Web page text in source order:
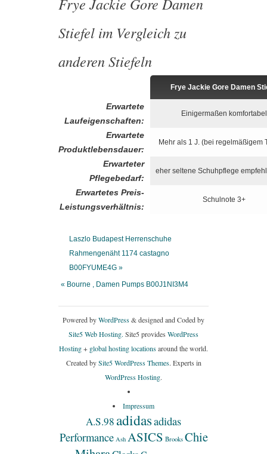
Stiefel im Vergleich zu
anderen Stiefeln
Frye Jackie Gore Damen
Erwartete
Laufeigenschaften:
Einigermaßen komfortabel
Erwartete
Produktlebensdauer:
Mehr als 1 J. (bei regelmäßigem
Erwarteter
Pflegebedarf:
eher seltene Schuhpflege
Erwartetes Preis-
Leistungsverhältnis:
Schulnote 3+
Laszlo Budapest Herrenschuhe
Rahmengenäht 1174 castagno
B00FYUME4G »
« Bourne , Damen Pumps B00J1NI3M4
Powered byWordPress& designed and Coded by
Site5 Web Hosting. Site5 provides WordPress
Hosting+ global hosting locationsaround the world.
Created bySite5 WordPress Themes. Experts in
WordPress Hosting.
Impressum
A.S.98adidasadidas
Performance Ash ASICS Brooks Chie